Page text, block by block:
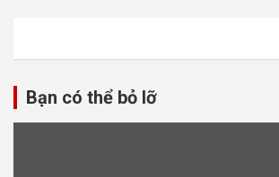
Bạn có thể bỏ lỡ